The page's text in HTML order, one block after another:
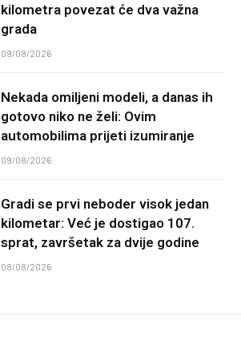
kilometra povezat će dva važna
grada
09/08/2026
Nekada omiljeni modeli, a danas ih
gotovo niko ne želi: Ovim
automobilima prijeti izumiranje
09/08/2026
Gradi se prvi neboder visok jedan
kilometar: Već je dostigao 107.
sprat, završetak za dvije godine
08/08/2026